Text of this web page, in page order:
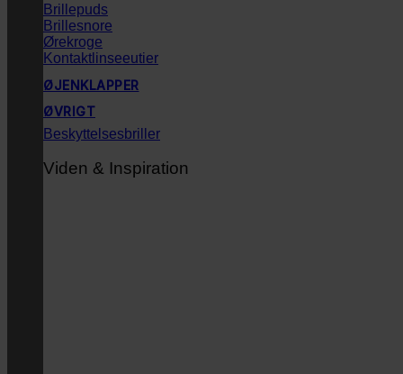
Brillepuds
Brillesnore
Ørekroge
Kontaktlinseeutier
ØJENKLAPPER
ØVRIGT
Beskyttelsesbriller
Viden & Inspiration